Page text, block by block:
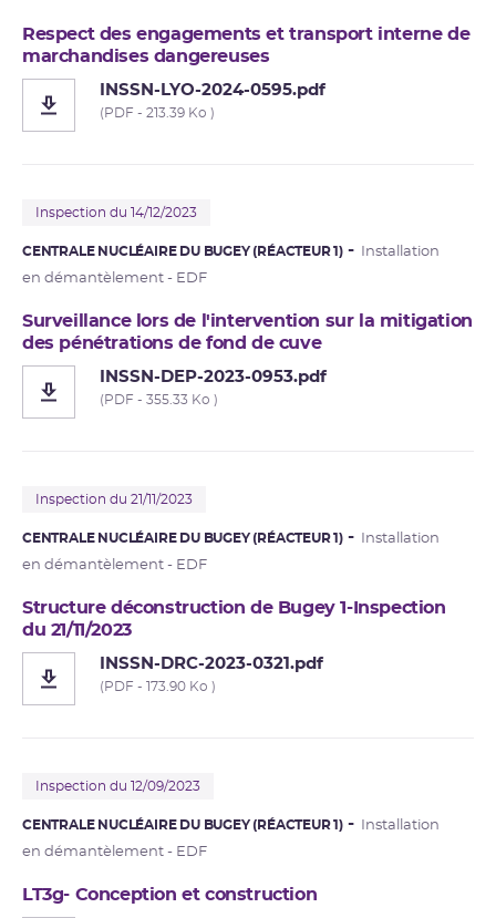
Respect des engagements et transport interne de
marchandises dangereuses
INSSN-LYO-2024-0595.pdf
(PDF - 213.39 Ko )
Inspection du 14/12/2023
CENTRALE NUCLÉAIRE DU BUGEY (RÉACTEUR 1)
Installation
en démantèlement - EDF
Surveillance lors de l'intervention sur la mitigation
des pénétrations de fond de cuve
INSSN-DEP-2023-0953.pdf
(PDF - 355.33 Ko )
Inspection du 21/11/2023
CENTRALE NUCLÉAIRE DU BUGEY (RÉACTEUR 1)
Installation
en démantèlement - EDF
Structure déconstruction de Bugey 1-Inspection
du 21/11/2023
INSSN-DRC-2023-0321.pdf
(PDF - 173.90 Ko )
Inspection du 12/09/2023
CENTRALE NUCLÉAIRE DU BUGEY (RÉACTEUR 1)
Installation
en démantèlement - EDF
LT3g- Conception et construction